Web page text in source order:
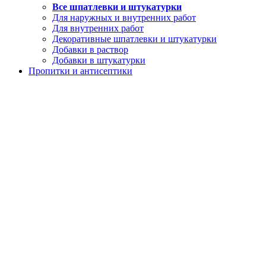
Все шпатлевки и штукатурки
Для наружных и внутренних работ
Для внутренних работ
Декоративные шпатлевки и штукатурки
Добавки в раствор
Добавки в штукатурки
Пропитки и антисептики